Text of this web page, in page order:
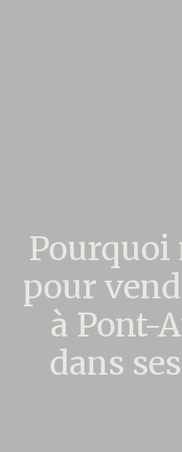
Pourquoi
pour
à Pont-
dans